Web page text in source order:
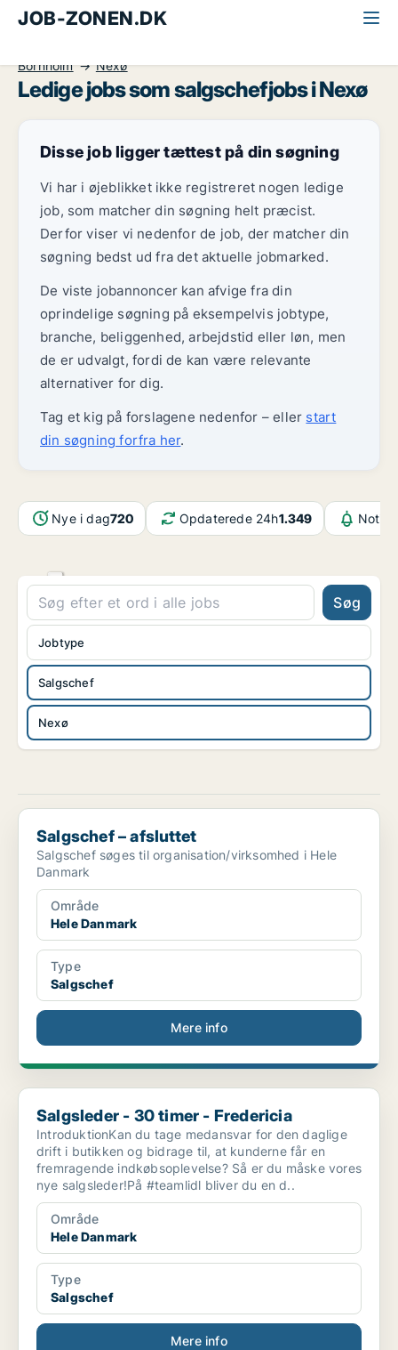
JOB-ZONEN.DK
Bornholm
Nexø
Ledige jobs som salgschefjobs i Nexø
Disse job ligger tættest på din søgning
Vi har i øjeblikket ikke registreret nogen ledige
job, som matcher din søgning helt præcist.
Derfor viser vi nedenfor de job, der matcher din
søgning bedst ud fra det aktuelle jobmarked.
De viste jobannoncer kan afvige fra din
oprindelige søgning på eksempelvis jobtype,
branche, beliggenhed, arbejdstid eller løn, men
de er udvalgt, fordi de kan være relevante
alternativer for dig.
Tag et kig på forslagene nedenfor – eller start
din søgning forfra her.
Nye i dag720 Opdaterede 24h1.349
Søg
Salgschef
Nexø
Jobtype
Salgschef – afsluttet
Salgschef – afsluttet
Salgschef søges til organisation/virksomhed i Hele
Danmark
Område
Hele Danmark
Type
Salgschef
Mere info
Salgsleder - 30 timer - Fredericia
Salgsleder - 30 timer - Fredericia
IntroduktionKan du tage medansvar for den daglige
drift i butikken og bidrage til, at kunderne får en
fremragende indkøbsoplevelse? Så er du måske vores
nye salgsleder!På #teamlidl bliver du en d..
Område
Hele Danmark
Type
Salgschef
Mere info